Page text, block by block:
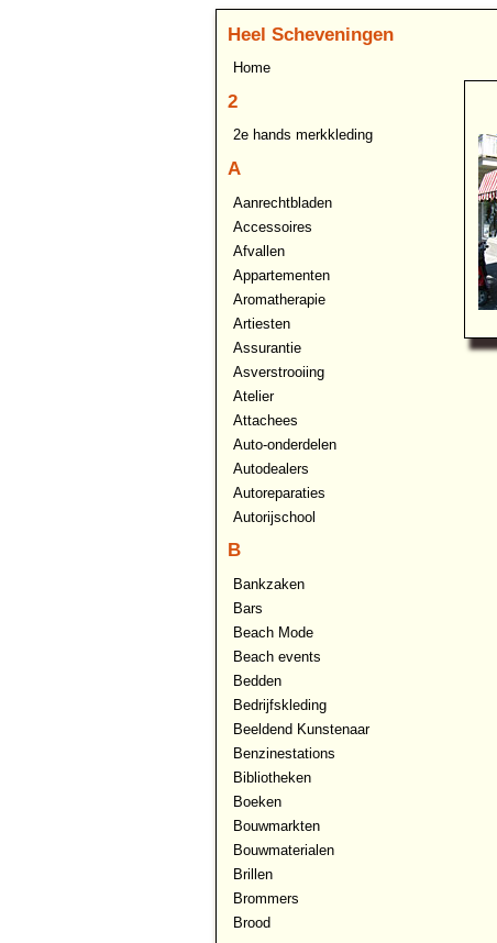
Heel Scheveningen
Home
2
2e hands merkkleding
A
Aanrechtbladen
Accessoires
Afvallen
Appartementen
Aromatherapie
Artiesten
Assurantie
Asverstrooiing
Atelier
Attachees
Auto-onderdelen
Autodealers
Autoreparaties
Autorijschool
B
Bankzaken
Bars
Beach Mode
Beach events
Bedden
Bedrijfskleding
Beeldend Kunstenaar
Benzinestations
Bibliotheken
Boeken
Bouwmarkten
Bouwmaterialen
Brillen
Brommers
Brood